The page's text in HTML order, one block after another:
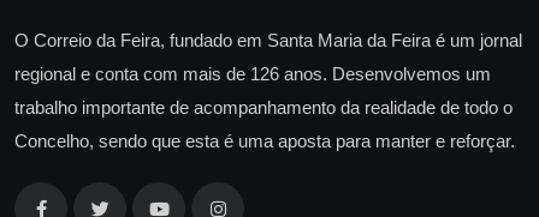
O Correio da Feira, fundado em Santa Maria da Feira é um jornal
regional e conta com mais de 126 anos. Desenvolvemos um
trabalho importante de acompanhamento da realidade de todo o
Concelho, sendo que esta é uma aposta para manter e reforçar.